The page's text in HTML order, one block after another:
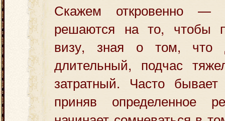
Скажем откровенно —
решаются на то, чтобы
визу, зная о том, что
длительный, подчас
затратный. Часто
приняв определенное